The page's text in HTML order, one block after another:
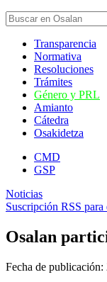
Transparencia
Normativa
Resoluciones
Trámites
Género y PRL
Amianto
Cátedra
Osakidetza
CMD
GSP
Noticias
Suscripción RSS para
Osalan
Fecha de publicación: